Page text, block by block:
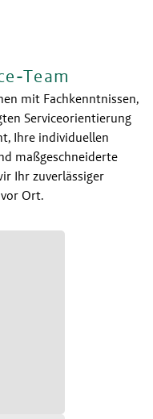
Team
mit Fachkenntnissen,
Serviceorientierung
Ihre individuellen
maßgeschneiderte
Ihr zuverlässiger
Ort.